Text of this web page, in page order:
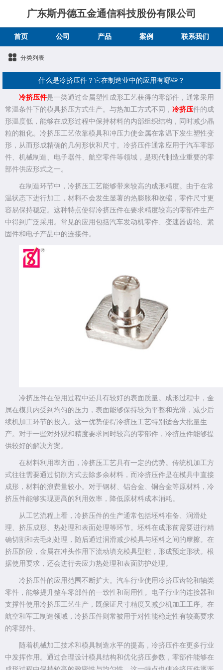
广东斯丹德五金通信科技股份有限公司
首页 公司 产品 案例 联系我们
分类列表
什么是冷挤压件？它在制造业中的应用有哪些？
冷挤压件是一类通过金属塑性成形工艺获得的零部件，通常采用
常温条件下的模具挤压方式生产。与热加工方式不同， 冷挤压件的成
形温度低，能够在成形过程中保持材料的内部组织结构，同时减少晶
粒的粗化。冷挤压工艺依靠模具和冲压力使金属在常温下发生塑性变
形，从而形成精确的几何形状和尺寸。冷挤压件通常应用于汽车零部
件、机械制造、电子器件、航空零件等领域，是现代制造业重要的零
部件供应形式之一。
在制造环节中，冷挤压工艺能够带来较高的成形精度。由于在常
温状态下进行加工，材料不会发生显著的热膨胀和收缩，零件尺寸更
容易保持稳定。这种特点使得冷挤压件在要求精度较高的零部件生产
中得到广泛采用。常见的应用包括汽车发动机零件、变速器齿轮、紧
固件和电子产品中的连接件。
冷挤压件在使用过程中还具有较好的表面质量。成形过程中，金
属在模具内受到均匀的压力，表面能够保持较为平整和光滑，减少后
续机加工环节的投入。这一优势使得冷挤压工艺特别适合大批量生
产。对于一些对外观和精度要求同时较高的零部件，冷挤压件能够提
供较好的解决方案。
在材料利用率方面，冷挤压工艺具有一定的优势。传统机加工方
式往往需要通过切削方式去除多余材料，而冷挤压件是在模具中直接
成形，材料的浪费量较小。对于钢材、铝合金、铜合金等原材料，冷
挤压件能够实现更高的利用效率，降低原材料成本消耗。
从工艺流程上看，冷挤压件的生产通常包括坯料准备、润滑处
理、挤压成形、热处理和表面处理等环节。坯料在成形前需要进行精
确切割和去毛刺处理，随后通过润滑减少模具与坯料之间的摩擦。在
挤压阶段，金属在冲头作用下流动填充模具型腔，形成预定形状。根
据使用要求，还会进行去应力热处理和表面防护处理。
冷挤压件的应用范围不断扩大。汽车行业使用冷挤压齿轮和轴类
零件，能够提升整车零部件的一致性和耐用性。电子行业的连接器和
支撑件使用冷挤压工艺生产，既保证尺寸精度又减少机加工工序。在
航空和军工制造领域，冷挤压件则常被用于对性能稳定性有较高要求
的零部件。
随着机械加工技术和模具制造水平的提高，冷挤压件在更多行业
中发挥作用。通过合理设计模具结构和优化挤压参数，零部件能够在